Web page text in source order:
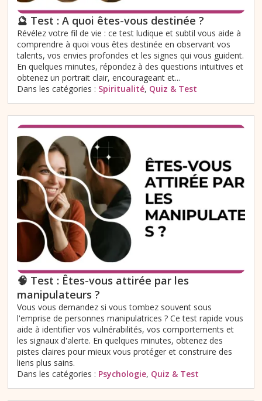
🔮 Test : A quoi êtes-vous destinée ?
Révélez votre fil de vie : ce test ludique et subtil vous aide à
comprendre à quoi vous êtes destinée en observant vos
talents, vos envies profondes et les signes qui vous guident.
En quelques minutes, répondez à des questions intuitives et
obtenez un portrait clair, encourageant et...
Dans les catégories : Spiritualité, Quiz & Test
🧠 Test : Êtes-vous attirée par les
manipulateurs ?
Vous vous demandez si vous tombez souvent sous
l'emprise de personnes manipulatrices ? Ce test rapide vous
aide à identifier vos vulnérabilités, vos comportements et
les signaux d'alerte. En quelques minutes, obtenez des
pistes claires pour mieux vous protéger et construire des
liens plus sains.
Dans les catégories : Psychologie, Quiz & Test